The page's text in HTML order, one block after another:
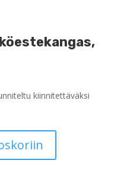
kiinnitettäväksi